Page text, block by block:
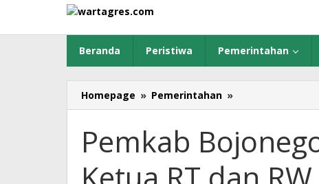
content
Beranda Peristiwa Pemerintahan
Homepage » Pemerintahan »
Bojonegoro
Daftarkan
Ketua
Pemkab